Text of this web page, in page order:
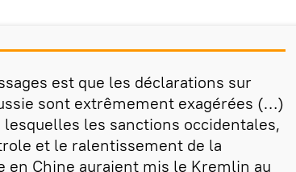
est que les déclarations sur
sont extrêmement exagérées (…)
les sanctions occidentales,
et le ralentissement de la
en Chine auraient mis le Kremlin au